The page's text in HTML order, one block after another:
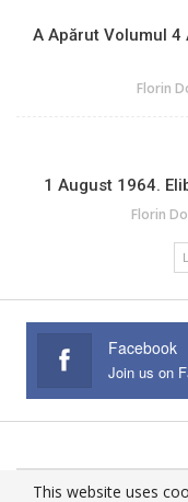
A Apărut Volumul 4
Florin
1 August 1964.
Florin
Facebook
This website uses